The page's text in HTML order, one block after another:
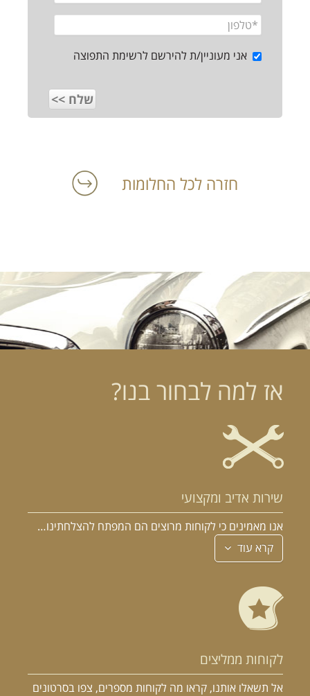
אני מעוניין/ת להירשם לרשימת התפוצה
חזרה לכל החלומות
אז למה לבחור בנו?
שירות אדיב ומקצועי
אנו מאמינים כי לקוחות מרוצים הם המפתח להצלחתינו…
קרא עוד
לקוחות ממליצים
אל תשאלו אותנו, קראו מה לקוחות מספרים, צפו בסרטונים